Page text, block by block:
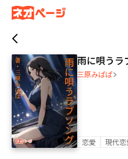
雨に唄うラ
三原みぱぱ
恋愛 現代恋